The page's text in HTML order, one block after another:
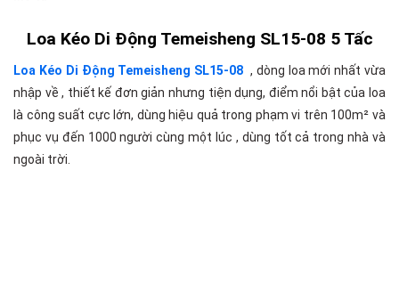
Loa Kéo Di Động Temeisheng SL15-08 5 Tấc
Loa Kéo Di Động Temeisheng SL15-08 , dòng loa mới nhất vừa
nhập về , thiết kế đơn giản nhưng tiện dụng, điểm nổi bật của loa
là công suất cực lớn, dùng hiệu quả trong phạm vi trên 100m² và
phục vụ đến 1000 người cùng một lúc , dùng tốt cả trong nhà và
ngoài trời.